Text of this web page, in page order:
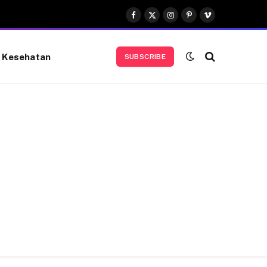
Facebook
X
(Twitter)
Instagram
Pinterest
Vimeo
Kesehatan SUBSCRIBE